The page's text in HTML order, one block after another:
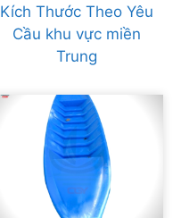
Kích Thước Theo Yêu
Cầu khu vực miền
Trung